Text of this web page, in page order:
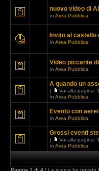
nuovo video di
in Area Pubblica
Invito al
in Area Pubblica
Video piccante
in Area Pubblica
A quando un
[ Vai alla pagina: 1
in Area Pubblica
Evento con
in Area Pubblica
Grossi eventi
[ Vai alla pagina: 1
in Area Pubblica
Pagina 1 di 4 [ La ricerca ha trovato